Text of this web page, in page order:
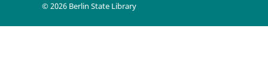
© 2026 Berlin State Library